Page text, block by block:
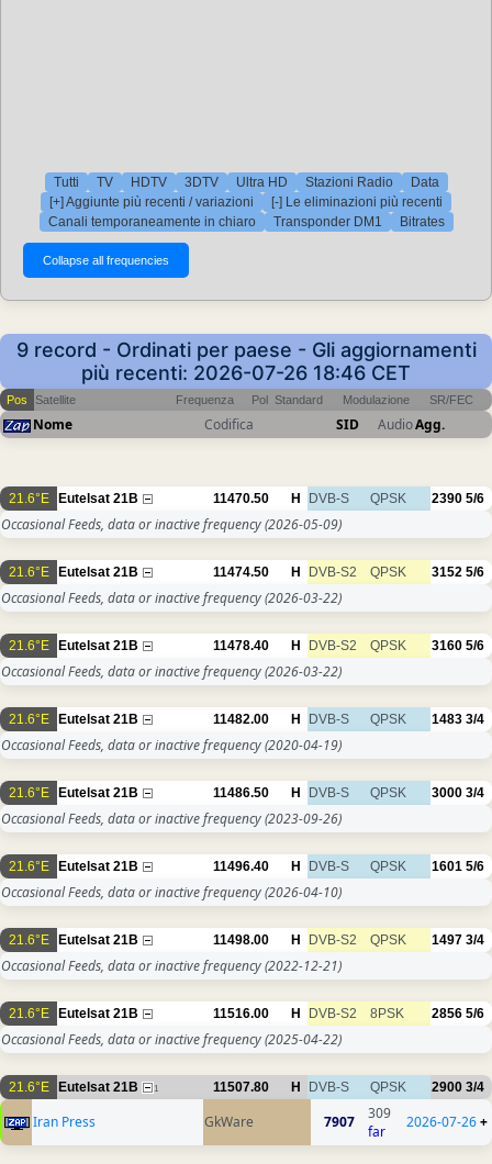
Tutti TV HDTV 3DTV Ultra HD Stazioni Radio
Data
[+] Aggiunte più recenti / variazioni
[-] Le eliminazioni più recenti
Canali temporaneamente in chiaro
Transponder DM1 Bitrates
9 record - Ordinati per paese - Gli aggiornamenti
più recenti: 2026-07-26 18:46 CET
Pos Satellite Frequenza Pol Standard Modulazione SR/FEC
Nome Codifica SID AudioAgg.
21.6°E Eutelsat 21B 11470.50 H DVB-S QPSK 2390 5/6
Occasional Feeds, data or inactive frequency(2026-05-09)
21.6°E Eutelsat 21B 11474.50 H DVB-S2 QPSK 3152 5/6
Occasional Feeds, data or inactive frequency(2026-03-22)
21.6°E Eutelsat 21B 11478.40 H DVB-S2 QPSK 3160 5/6
Occasional Feeds, data or inactive frequency(2026-03-22)
21.6°E Eutelsat 21B 11482.00 H DVB-S QPSK 1483 3/4
Occasional Feeds, data or inactive frequency(2020-04-19)
21.6°E Eutelsat 21B 11486.50 H DVB-S QPSK 3000 3/4
Occasional Feeds, data or inactive frequency(2023-09-26)
21.6°E Eutelsat 21B 11496.40 H DVB-S QPSK 1601 5/6
Occasional Feeds, data or inactive frequency(2026-04-10)
21.6°E Eutelsat 21B 11498.00 H DVB-S2 QPSK 1497 3/4
Occasional Feeds, data or inactive frequency(2022-12-21)
21.6°E Eutelsat 21B 11516.00 H DVB-S2 8PSK 2856 5/6
Occasional Feeds, data or inactive frequency(2025-04-22)
21.6°E Eutelsat 21B 1 11507.80 H DVB-S QPSK 2900 3/4
Iran Press GkWare 7907
309
far
2026-07-26+